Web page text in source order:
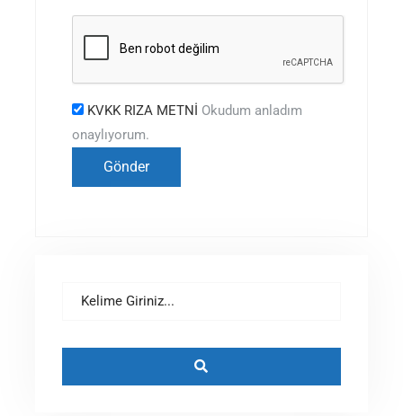
KVKK RIZA METNİ Okudum anladım
onaylıyorum.